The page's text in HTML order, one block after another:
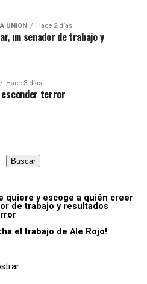
UNIÓN Hace 2 días
un senador de trabajo y
Hace 3 días
esconder terror
Buscar
quiere y escoge a quién creer
de trabajo y resultados
el trabajo de Ale Rojo!